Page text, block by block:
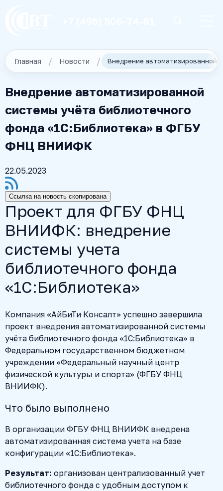
Главная Новости
Внедрение автоматизированной
системы учёта библиотечного
фонда «1С:Библиотека» в ФГБУ
ФНЦ ВНИИФК
22.05.2023
Ссылка на новость скопирована
Проект для ФГБУ ФНЦ
ВНИИФК: внедрение
системы учета
библиотечного фонда
«1С:Библиотека»
Компания «АйБиТи Консалт» успешно завершила
проект внедрения автоматизированной системы
учёта библиотечного фонда «1С:Библиотека» в
Федеральном государственном бюджетном
учреждении «Федеральный научный центр
физической культуры и спорта» (ФГБУ ФНЦ
ВНИИФК).
Что было выполнено
В организации ФГБУ ФНЦ ВНИИФК внедрена
автоматизированная система учета на базе
конфигурации «1С:Библиотека».
Результат: организован централизованный учет
библиотечного фонда с удобным доступом к